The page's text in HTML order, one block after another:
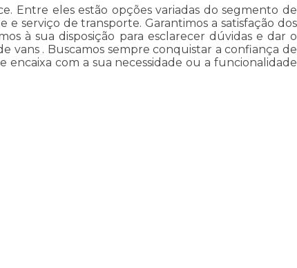
Entre eles estão opções variadas do segmento de
serviço de transporte. Garantimos a satisfação dos
à sua disposição para esclarecer dúvidas e dar o
vans . Buscamos sempre conquistar a confiança de
encaixa com a sua necessidade ou a funcionalidade